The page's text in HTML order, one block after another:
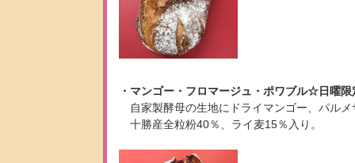
・マンゴー・フロマージュ・ポワブル☆日曜
自家製酵母の生地にドライマンゴー、パル
十勝産全粒粉40％、ライ麦15％入り。